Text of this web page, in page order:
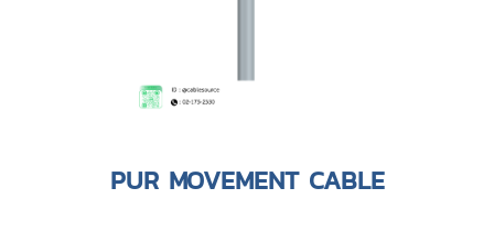
PUR MOVEMENT CABLE